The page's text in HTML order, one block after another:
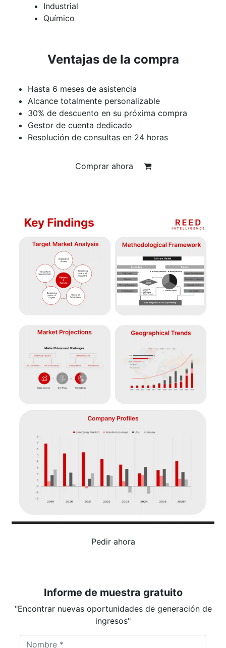
Industrial
Químico
Ventajas de la compra
Hasta 6 meses de asistencia
Alcance totalmente personalizable
30% de descuento en su próxima compra
Gestor de cuenta dedicado
Resolución de consultas en 24 horas
Comprar ahora
Pedir ahora
Informe de muestra gratuito
"Encontrar nuevas oportunidades de generación de
ingresos"